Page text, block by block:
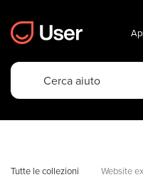
Tutte le collezioni Website